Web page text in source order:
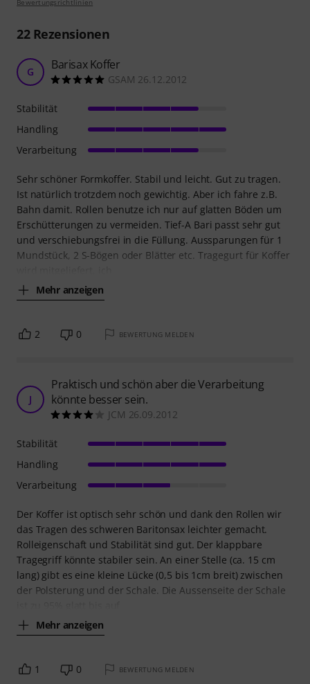
22Rezensionen
G Barisax Koffer
GSAM 26.12.2012
Sehr schöner Formkoffer. Stabil und leicht. Gut zu tragen.
Ist natürlich trotzdem noch gewichtig. Aber ich fahre z.B.
Bahn damit. Rollen benutze ich nur auf glatten Böden um
Erschütterungen zu vermeiden. Tief-A Bari passt sehr gut
und verschiebungsfrei in die Füllung. Aussparungen für 1
Mundstück, 2 S-Bögen oder Blätter etc. Tragegurt für Koffer
Mehr anzeigen
Stabilität
Handling
Verarbeitung
2 0 BEWERTUNG MELDEN
J
Praktisch und schön aber die Verarbeitung
könnte besser sein.
JCM 26.09.2012
Der Koffer ist optisch sehr schön und dank den Rollen wir
das Tragen des schweren Baritonsax leichter gemacht.
Rolleigenschaft und Stabilität sind gut. Der klappbare
Tragegriff könnte stabiler sein. An einer Stelle (ca. 15 cm
lang) gibt es eine kleine Lücke (0,5 bis 1cm breit) zwischen
der Polsterung und der Schale. Die Aussenseite der Schale
Mehr anzeigen
Stabilität
Handling
Verarbeitung
1 0 BEWERTUNG MELDEN